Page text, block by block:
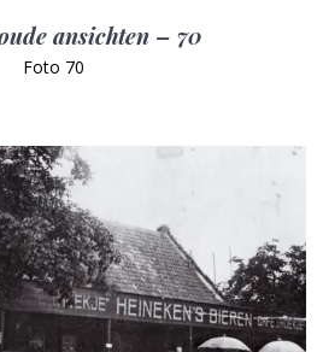
ansichten – 70
Foto 70